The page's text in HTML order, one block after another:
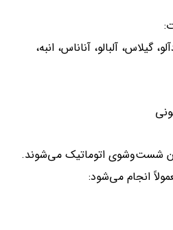
گیلاس، آلبالو، آناناس، انبه،
شست‌وشوی اتوماتیک می‌شوند.
انجام می‌شود: